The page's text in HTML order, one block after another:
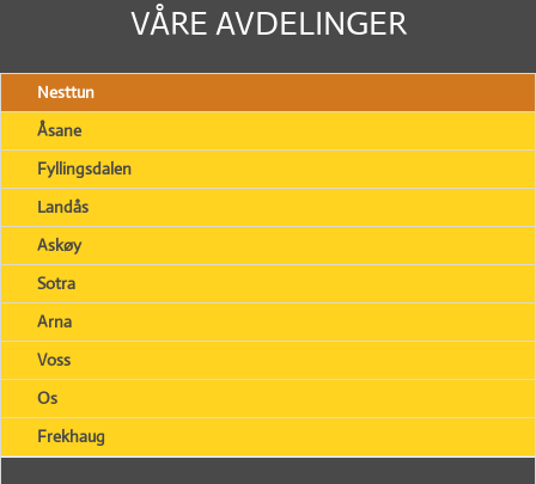
VÅRE AVDELINGER
Nesttun
Åsane
Fyllingsdalen
Landås
Askøy
Sotra
Arna
Voss
Os
Frekhaug